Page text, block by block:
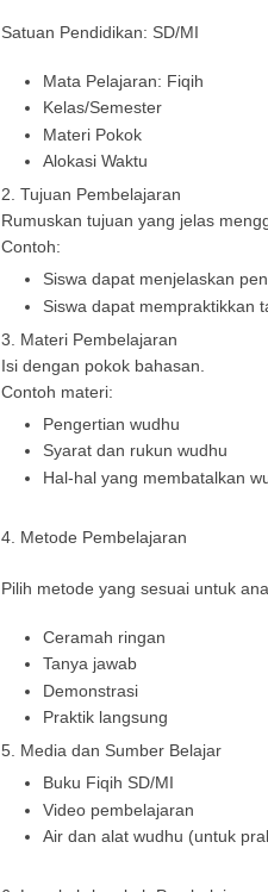
Satuan Pendidikan: SD/MI
Mata Pelajaran: Fiqih
Kelas/Semester
Materi Pokok
Alokasi Waktu
2. Tujuan Pembelajaran
Rumuskan tujuan yang jelas
Contoh:
Siswa dapat menjelaskan
Siswa dapat mempraktikkan
3. Materi Pembelajaran
Isi dengan pokok bahasan.
Contoh materi:
Pengertian wudhu
Syarat dan rukun wudhu
Hal-hal yang membatalkan
4. Metode Pembelajaran
Pilih metode yang sesuai untuk
Ceramah ringan
Tanya jawab
Demonstrasi
Praktik langsung
5. Media dan Sumber Belajar
Buku Fiqih SD/MI
Video pembelajaran
Air dan alat wudhu (untuk